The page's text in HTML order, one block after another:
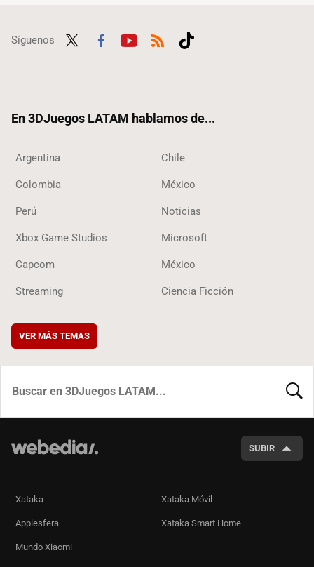
Síguenos
En 3DJuegos LATAM hablamos de...
Argentina Chile
Colombia México
Perú Noticias
Xbox Game Studios Microsoft
Capcom México
Streaming Ciencia Ficción
VER MÁS TEMAS
SUBIR
Xataka Xataka Móvil
Applesfera Xataka Smart Home
Mundo Xiaomi